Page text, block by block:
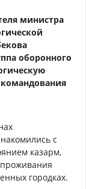
министра
оборонного
с
казарм,
городках.